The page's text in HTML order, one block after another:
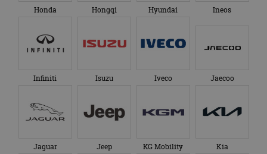
Honda Hongqi Hyundai Ineos
Infiniti Isuzu Iveco Jaecoo
Jaguar Jeep KG Mobility Kia